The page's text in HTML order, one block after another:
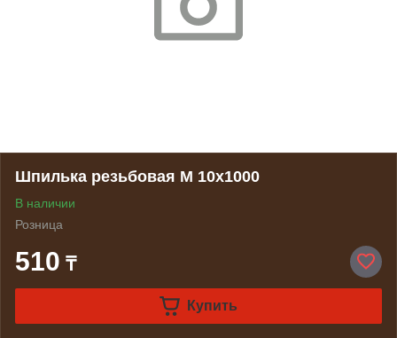
Шпилька резьбовая М 10х1000
В наличии
Розница
510 ₸
Купить